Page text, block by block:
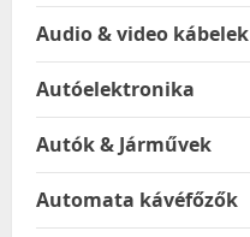
Audio & video kábelek
Autóelektronika
Autók & Járművek
Automata kávéfőzők